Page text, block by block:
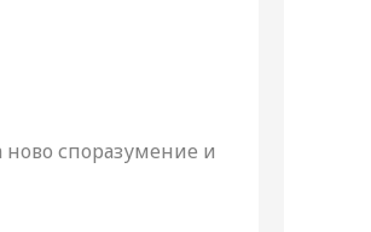
ново споразумение и